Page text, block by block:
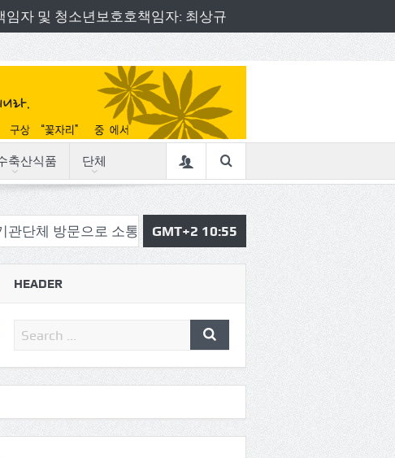
자 및 청소년보호호책임자: 최상규
축산식품 단체
로 소통의정 시작 삼육중 4-H 환경동아리, 구리시청서 특
GMT+2 10:55
HEADER